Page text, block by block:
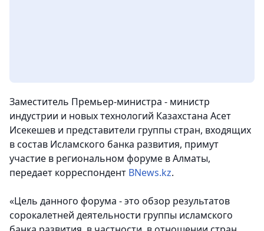
Заместитель Премьер-министра - министр
индустрии и новых технологий Казахстана Асет
Исекешев и представители группы стран, входящих
в состав Исламского банка развития, примут
участие в региональном форуме в Алматы,
передает корреспондент BNews.kz.
«Цель данного форума - это обзор результатов
сорокалетней деятельности группы исламского